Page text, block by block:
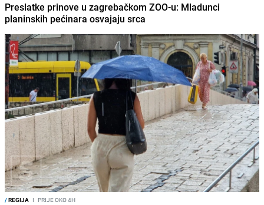
Preslatke prinove u zagrebačkom ZOO-u: Mladunci
planinskih pećinara osvajaju srca
/REGIJA I PRIJE OKO 4H